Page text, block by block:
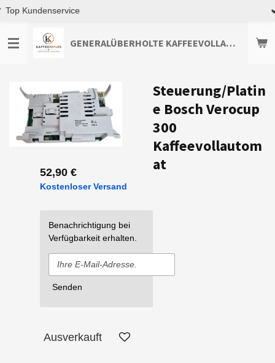
Zum
springen
GENERALÜBERHOLTE KAFFEEVOLLAUTOMATEN TOP-ANGEBOTE ENTDECKEN
Steuerung/Platin
e Bosch Verocup
300
Kaffeevollautom
at
52,90 €
Kostenloser Versand
Benachrichtigung bei
Verfügbarkeit erhalten.
Senden
Ausverkauft